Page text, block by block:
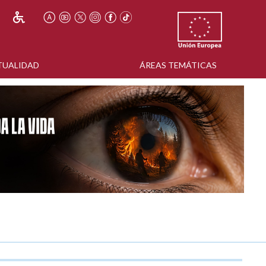
ÁREAS TEMÁTICAS